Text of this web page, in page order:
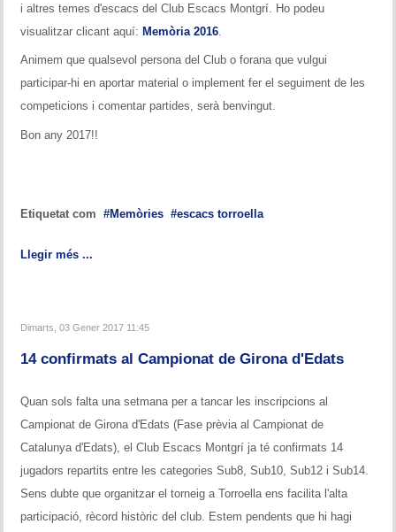
i altres temes d'escacs del Club Escacs Montgrí. Ho podeu
visualitzar clicant aquí: Memòria 2016
Animem que qualsevol persona del Club o forana que vulgui
participar-hi en aportar material o implement fer el seguiment de les
competicions i comentar partides, serà benvingut.
Bon any 2017!!
Etiquetat com Memòries escacs torroella
Llegir més ...
Dimarts, 03 Gener 2017 11:45
14 confirmats al Campionat de Girona d'Edats
Quan sols falta una setmana per a tancar les inscripcions al
Campionat de Girona d'Edats (Fase prèvia al Campionat de
Catalunya d'Edats), el Club Escacs Montgrí ja té confirmats 14
jugadors repartits entre les categories Sub8, Sub10, Sub12 i Sub14.
Sens dubte que organitzar el torneig a Torroella ens facilita l'alta
participació, rècord històric del club. Estem pendents que hi hagi